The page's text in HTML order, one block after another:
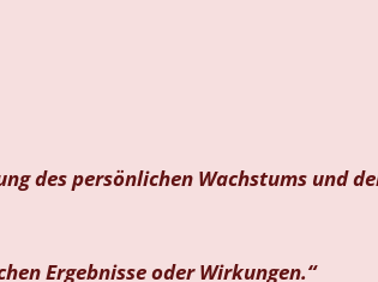
des persönlichen Wachstums und
Ergebnisse oder Wirkungen.“